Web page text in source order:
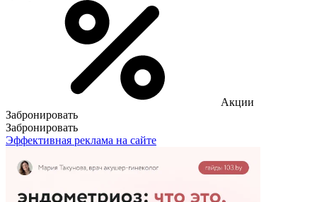
Акции
Забронировать
Забронировать
Эффективная реклама на сайте